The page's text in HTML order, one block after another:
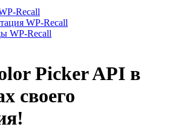
Recall
WP-Recall
WP-Recall
Picker API в
своего